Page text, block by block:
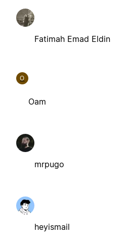
Fatimah Emad Eldin
O
Oam
mrpugo
heyismail